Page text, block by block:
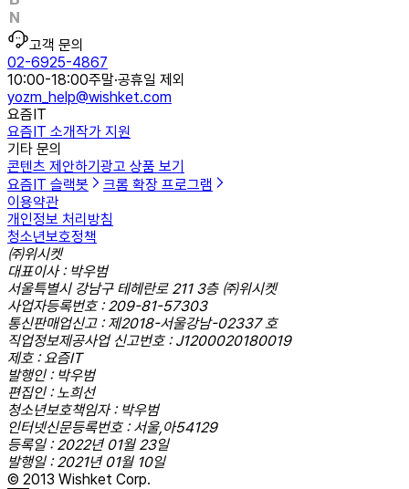
고객 문의
02-6925-4867
10:00-18:00주말·공휴일 제외
yozm_help@wishket.com
요즘IT
요즘IT 소개작가 지원
기타 문의
콘텐츠 제안하기광고 상품 보기
요즘IT 슬랙봇
크롬 확장 프로그램
이용약관
개인정보 처리방침
청소년보호정책
㈜위시켓
대표이사 : 박우범
서울특별시 강남구 테헤란로 211 3층 ㈜위시켓
사업자등록번호 : 209-81-57303
통신판매업신고 : 제2018-서울강남-02337 호
직업정보제공사업 신고번호 : J1200020180019
제호 : 요즘IT
발행인 : 박우범
편집인 : 노희선
청소년보호책임자 : 박우범
인터넷신문등록번호 : 서울,아54129
등록일 : 2022년 01월 23일
발행일 : 2021년 01월 10일
© 2013 Wishket Corp.